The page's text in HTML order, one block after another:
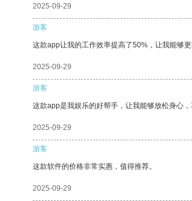
2025-09-29
游客
这款app让我的工作效率提高了50%，让我能够
2025-09-29
游客
这款app是我娱乐的好帮手，让我能够放松身心，
2025-09-29
游客
这款软件的价格非常实惠，值得推荐。
2025-09-29